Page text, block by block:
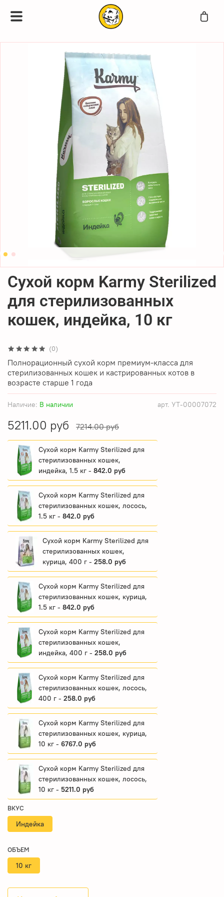
(0)
арт. УТ-00007072
Наличие: В наличии
Сухой корм Karmy Sterilized
для стерилизованных
кошек, индейка, 10 кг
5211.00 руб 7214.00 руб
Сухой корм Karmy Sterilized для
стерилизованных кошек,
индейка, 1.5 кг - 842.0 руб
Сухой корм Karmy Sterilized для
стерилизованных кошек, лосось,
1.5 кг - 842.0 руб
Сухой корм Karmy Sterilized для
стерилизованных кошек,
курица, 400 г - 258.0 руб
Сухой корм Karmy Sterilized для
стерилизованных кошек, курица,
1.5 кг - 842.0 руб
Сухой корм Karmy Sterilized для
стерилизованных кошек,
индейка, 400 г - 258.0 руб
Сухой корм Karmy Sterilized для
стерилизованных кошек, лосось,
400 г - 258.0 руб
Сухой корм Karmy Sterilized для
стерилизованных кошек, курица,
10 кг - 6767.0 руб
Сухой корм Karmy Sterilized для
стерилизованных кошек, лосось,
10 кг - 5211.0 руб
ВКУС
Индейка
ОБЪЕМ
10 кг
Полнорационный сухой корм премиум-класса для
стерилизованных кошек и кастрированных котов в
возрасте старше 1 года